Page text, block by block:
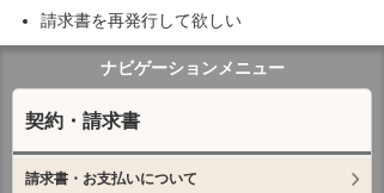
請求書を再発行して欲しい
ナビゲーションメニュー
契約・請求書
請求書・お支払いについて